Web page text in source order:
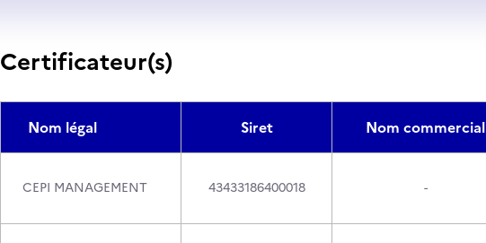
Certificateur(s)
Nom légal Siret Nom commercial
CEPI MANAGEMENT 43433186400018 -